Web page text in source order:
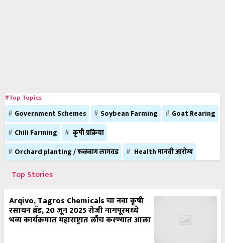
#Top Topics
Government Schemes Soybean Farming
Goat Rearing
Chili Farming
कृषी प्रक्रिया
Orchard planting / फळबाग लागवड
Health मानवी आरोग्य
Top Stories
Arqivo, Tagros Chemicals चा नवा कृषी
रसायन ब्रँड, 20 जून 2025 रोजी नागपूरमध्ये
भव्य कार्यक्रमात महाराष्ट्रात लाँच करण्यात आला